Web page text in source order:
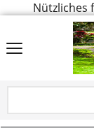
Nützliches